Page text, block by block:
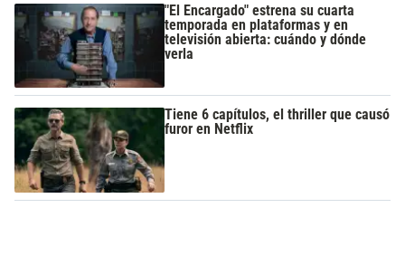
"El Encargado" estrena su cuarta
temporada en plataformas y en
televisión abierta: cuándo y dónde
verla
Tiene 6 capítulos, el thriller que causó
furor en Netflix